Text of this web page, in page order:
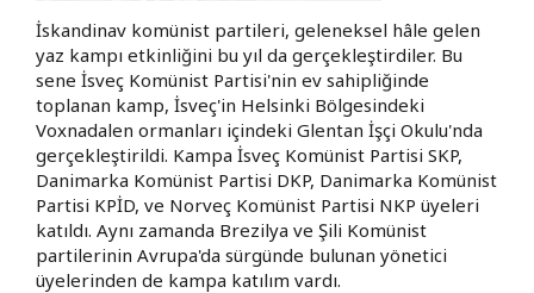
İskandinav komünist partileri, geleneksel hâle gelen
yaz kampı etkinliğini bu yıl da gerçekleştirdiler. Bu
sene İsveç Komünist Partisi'nin ev sahipliğinde
toplanan kamp, İsveç'in Helsinki Bölgesindeki
Voxnadalen ormanları içindeki Glentan İşçi Okulu'nda
gerçekleştirildi. Kampa İsveç Komünist Partisi SKP,
Danimarka Komünist Partisi DKP, Danimarka Komünist
Partisi KPİD, ve Norveç Komünist Partisi NKP üyeleri
katıldı. Aynı zamanda Brezilya ve Şili Komünist
partilerinin Avrupa'da sürgünde bulunan yönetici
üyelerinden de kampa katılım vardı.